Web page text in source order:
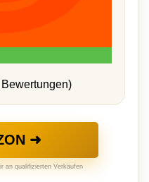
Bewertungen)
➜
an qualifizierten Verkäufen